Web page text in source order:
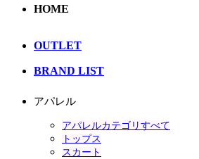
HOME
OUTLET
BRAND LIST
アパレル
アパレルカテゴリすべて
トップス
スカート